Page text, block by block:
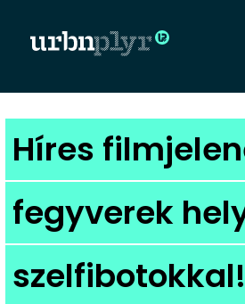
HIP
Híres
fegyverek
szelfibotokkal!